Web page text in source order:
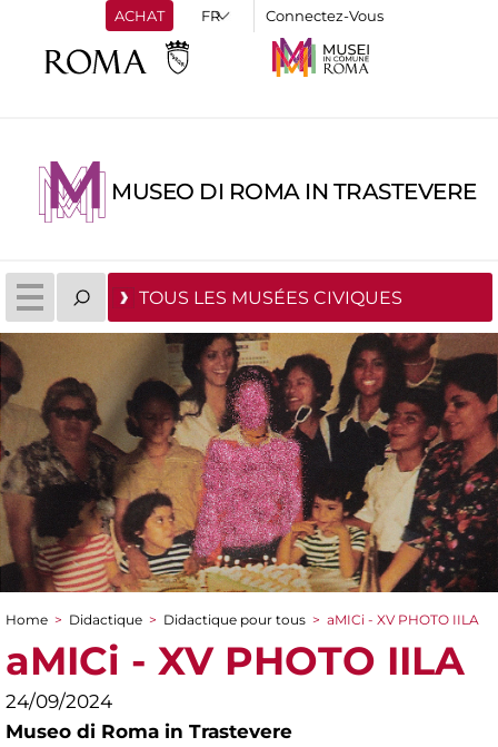
ACHAT Connectez-Vous
MUSEO DI ROMA IN TRASTEVERE
TOUS LES MUSÉES CIVIQUES
You are here
Home > Didactique > Didactique pour tous > aMICi - XV PHOTO IILA
aMICi - XV PHOTO IILA
24/09/2024
Museo di Roma in Trastevere